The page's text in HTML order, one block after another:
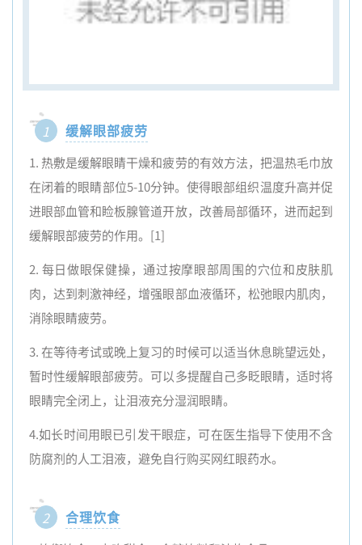
1 缓解眼部疲劳
1. 热敷是缓解眼睛干燥和疲劳的有效方法，把温热毛巾放
在闭着的眼睛部位5-10分钟。使得眼部组织温度升高并促
进眼部血管和睑板腺管道开放，改善局部循环，进而起到
缓解眼部疲劳的作用。[1]
2. 每日做眼保健操，通过按摩眼部周围的穴位和皮肤肌
肉，达到刺激神经，增强眼部血液循环，松弛眼内肌肉，
消除眼睛疲劳。
3. 在等待考试或晚上复习的时候可以适当休息眺望远处，
暂时性缓解眼部疲劳。可以多提醒自己多眨眼睛，适时将
眼睛完全闭上，让泪液充分湿润眼睛。
4.如长时间用眼已引发干眼症，可在医生指导下使用不含
防腐剂的人工泪液，避免自行购买网红眼药水。
2 合理饮食